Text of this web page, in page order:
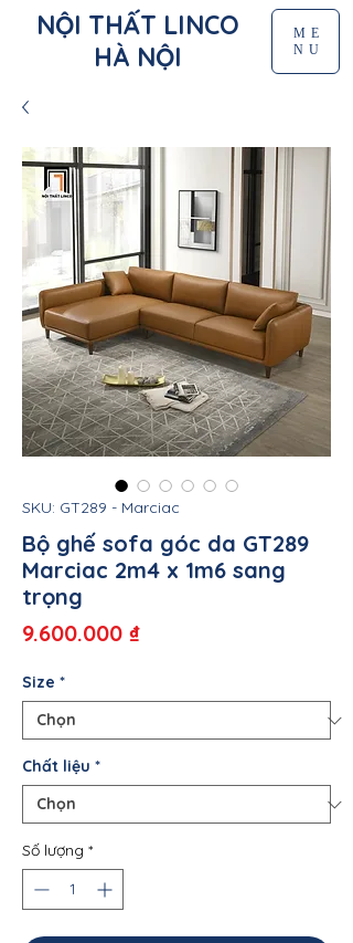
NỘI THẤT LINCO
HÀ NỘI
ME
NU
SKU: GT289 - Marciac
Bộ ghế sofa góc da GT289
Marciac 2m4 x 1m6 sang
trọng
9.600.000 ₫Giá
Size *
Chất liệu *
Số lượng *